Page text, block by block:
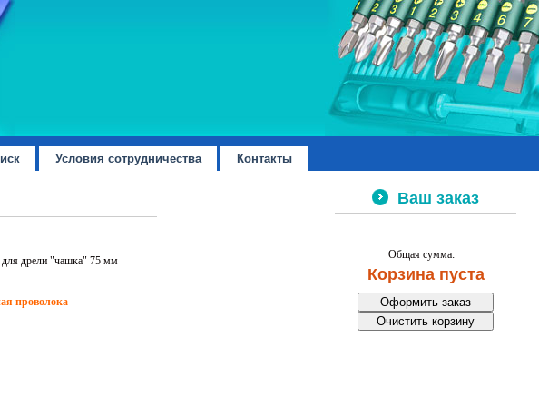
Условия сотрудничества Контакты
для дрели "чашка" 75 мм
проволока
Ваш заказ
Общая сумма:
Корзина пуста